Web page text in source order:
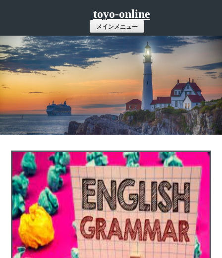
ツ
へ
ス
キ
ッ
プ
toyo-online
メインメニュー